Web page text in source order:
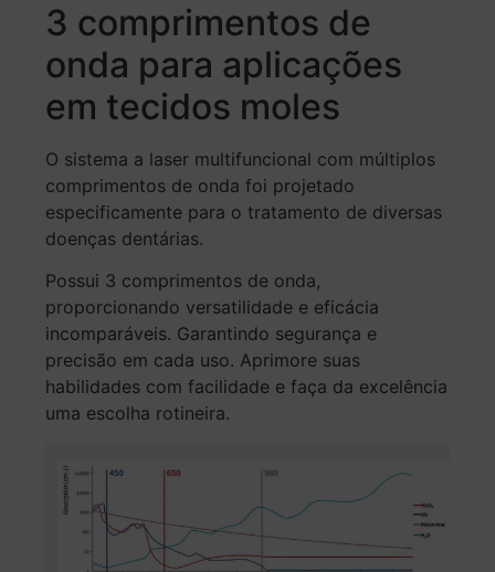
3 comprimentos de
onda para aplicações
em tecidos moles
O sistema a laser multifuncional com múltiplos
comprimentos de onda foi projetado
especificamente para o tratamento de diversas
doenças dentárias.
Possui 3 comprimentos de onda,
proporcionando versatilidade e eficácia
incomparáveis. Garantindo segurança e
precisão em cada uso. Aprimore suas
habilidades com facilidade e faça da excelência
uma escolha rotineira.